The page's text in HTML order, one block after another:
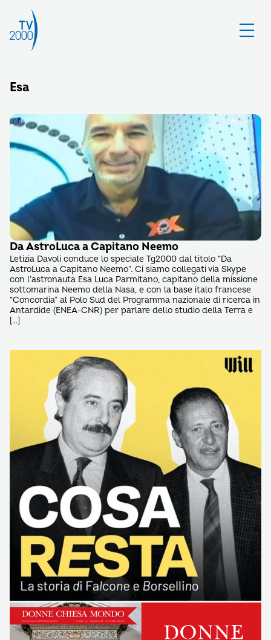
Esa
Da AstroLuca a Capitano Neemo
Letizia Davoli conduce lo speciale Tg2000 dal titolo “Da
AstroLuca a Capitano Neemo”. Ci siamo collegati via Skype
con l’astronauta Esa Luca Parmitano, capitano della missione
sottomarina Neemo della Nasa, e con la base italo francese
“Concordia” al Polo Sud del Programma nazionale di ricerca in
Antardide (ENEA-CNR) per parlare dello studio della Terra e
[…]